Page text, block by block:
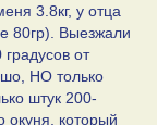
3.8кг, у отца
80гр). Выезжали
от
НО только
штук 200-
окуня, который